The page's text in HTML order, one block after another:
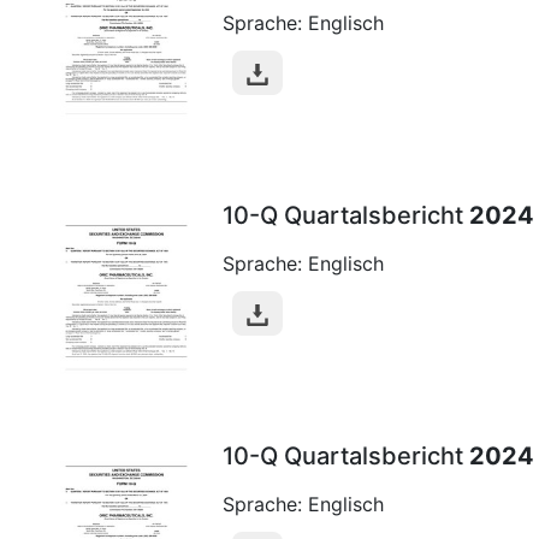
Sprache: Englisch
10-Q Quartalsbericht 2024
Sprache: Englisch
10-Q Quartalsbericht 2024
Sprache: Englisch